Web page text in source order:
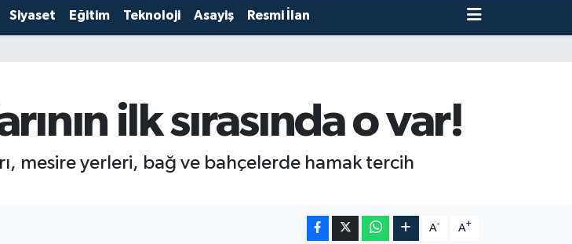
Siyaset Eğitim Teknoloji Asayiş Resmi İlan
ilk sırasında o var!
mesire yerleri, bağ ve bahçelerde hamak tercih
A- A+